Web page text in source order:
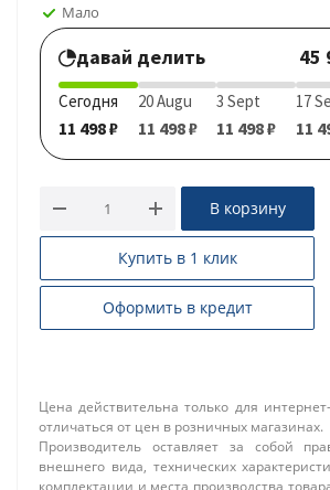
Мало
давай делить 45
Сегодня
11 498 ₽
20 Augu
11 498 ₽
3 Sept
11 498 ₽
17
11
В корзину
Купить в 1 клик
Оформить в кредит
Цена действительна только для
отличаться от цен в розничных магазинах.
Производитель оставляет за собой
внешнего вида, технических
комплектации и места производства